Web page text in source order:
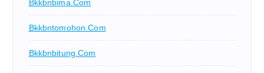
Bkkbnbima.com
Bkkbntomohon.com
Bkkbnbitung.com